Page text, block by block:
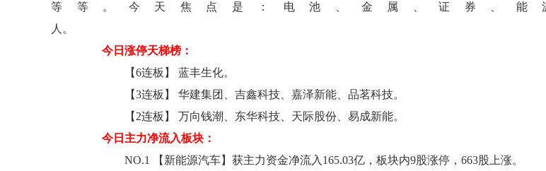
等等。今天焦点是：电池、金属、证券、能
人。
今日涨停天梯榜：
【6连板】 蓝丰生化。
【3连板】 华建集团、吉鑫科技、嘉泽新能、品茗科技。
【2连板】 万向钱潮、东华科技、天际股份、易成新能。
今日主力净流入板块：
NO.1 【新能源汽车】获主力资金净流入165.03亿，板块内9股涨停，663股上涨。